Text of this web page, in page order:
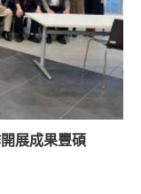
展成果豐碩